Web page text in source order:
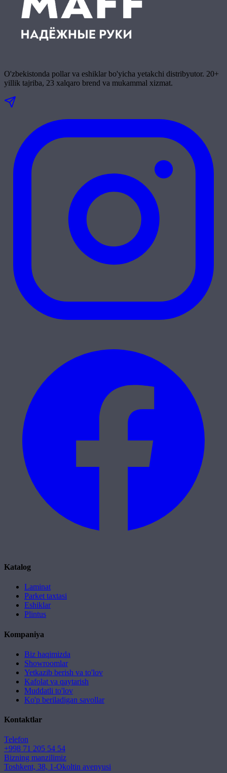
O'zbekistonda pollar va eshiklar bo'yicha yetakchi distribyutor. 20+
yillik tajriba, 23 xalqaro brend va mukammal xizmat.
Katalog
Laminat
Parket taxtasi
Eshiklar
Plintus
Kompaniya
Biz haqimizda
Showroomlar
Yetkazib berish va to'lov
Kafolat va qaytarish
Muddatli to'lov
Ko'p beriladigan savollar
Kontaktlar
Telefon
+998 71 205 54 54
Bizning manzilimiz
Toshkent, 38, 1-Okoltin avenyusi